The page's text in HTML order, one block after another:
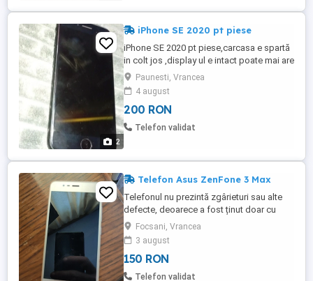
2
iPhone SE 2020 pt piese
iPhone SE 2020 pt piese,carcasa e spartă
in colt jos ,display ul e intact poate mai are
urme dar nu e deloc spart,pt detalii un msj
in privat ,nu deranjați aiurea!!!!
Paunesti, Vrancea
4 august
200 RON
Telefon validat
Telefon Asus ZenFone 3 Max
Telefonul nu prezintă zgârieturi sau alte
defecte, deoarece a fost ținut doar cu
folie de sticla și husa . Funcționează bine
Focsani, Vrancea
3 august
150 RON
Telefon validat